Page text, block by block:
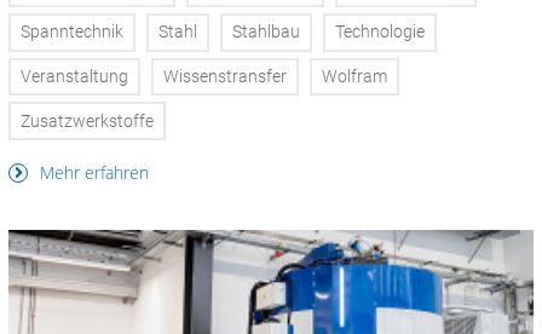
Spanntechnik Stahl Stahlbau Technologie
Veranstaltung Wissenstransfer Wolfram
Zusatzwerkstoffe
Mehr erfahren